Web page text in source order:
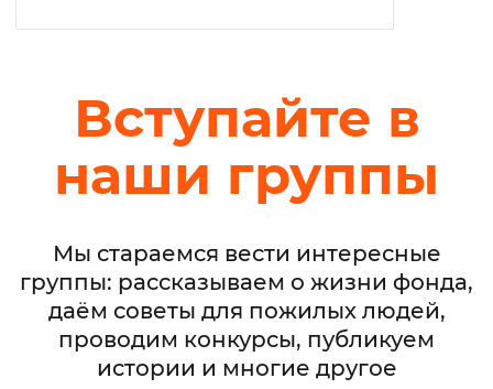
Вступайте в
наши группы
Мы стараемся вести интересные
группы: рассказываем о жизни фонда,
даём советы для пожилых людей,
проводим конкурсы, публикуем
истории и многие другое